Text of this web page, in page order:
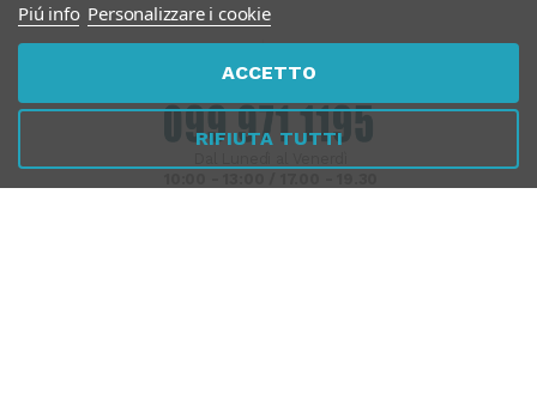
Piú info Personalizzare i cookie
RIFIUTA TUTTI
ACCETTO